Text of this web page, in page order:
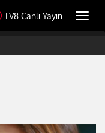
TV8 Canlı Yayın